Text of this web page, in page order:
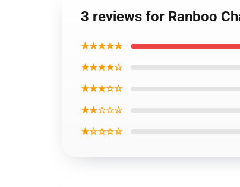
3 reviews for Ranboo
★★★★★
★★★★☆
★★★☆☆
★★☆☆☆
★☆☆☆☆